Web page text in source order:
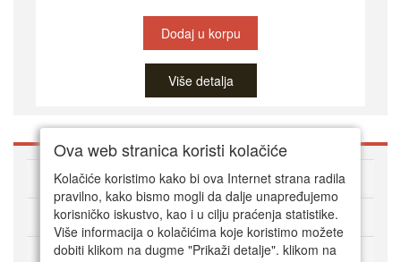
Dodaj u korpu
Više detalja
O DVD Zoni
Kako kupovati online
Korisnički servis
Ova web stranica koristi kolačiće
Kolačiće koristimo kako bi ova Internet strana radila
pravilno, kako bismo mogli da dalje unapređujemo
korisničko iskustvo, kao i u cilju praćenja statistike.
Više informacija o kolačićima koje koristimo možete
dobiti klikom na dugme "Prikaži detalje". klikom na